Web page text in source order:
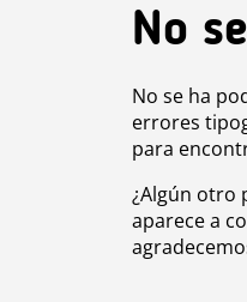
No
No se ha
errores
para
¿Algún otro
aparece a